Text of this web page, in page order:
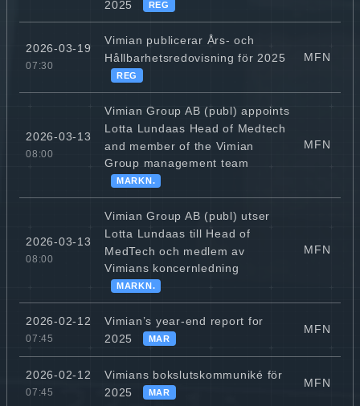
2025 REG
2026-03-19
07:30
Vimian publicerar Års- och
Hållbarhetsredovisning för 2025
REG
MFN
2026-03-13
08:00
Vimian Group AB (publ) appoints
Lotta Lundaas Head of Medtech
and member of the Vimian
Group management team
MARKN.
MFN
2026-03-13
08:00
Vimian Group AB (publ) utser
Lotta Lundaas till Head of
MedTech och medlem av
Vimians koncernledning
MARKN.
MFN
2026-02-12
07:45
Vimian’s year-end report for
2025
MAR
MFN
2026-02-12
07:45
Vimians bokslutskommuniké för
2025
MAR
MFN